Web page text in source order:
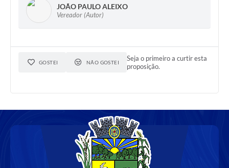
JOÃO PAULO ALEIXO
Vereador (Autor)
GOSTEI NÃO GOSTEI
Seja o primeiro a curtir esta
proposição.